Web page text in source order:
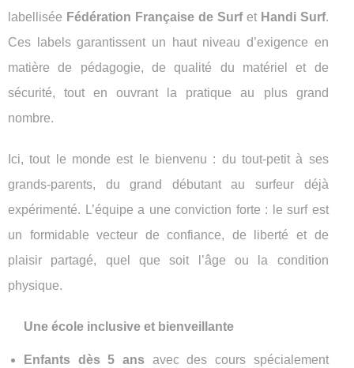
labellisée Fédération Française de Surfet Handi Surf.
Ces labels garantissent un haut niveau d’exigence en
matière de pédagogie, de qualité du matériel et de
sécurité, tout en ouvrant la pratique au plus grand
nombre.
Ici, tout le monde est le bienvenu : du tout-petit à ses
grands-parents, du grand débutant au surfeur déjà
expérimenté. L’équipe a une conviction forte : le surf est
un formidable vecteur de confiance, de liberté et de
plaisir partagé, quel que soit l’âge ou la condition
physique.
Une école inclusive et bienveillante
Enfants dès 5 ans avec des cours spécialement